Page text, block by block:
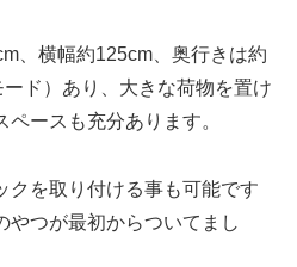
、横幅約125cm、奥行きは約
ド）あり、大きな荷物を置け
ースも充分あります。
クを取り付ける事も可能です
やつが最初からついてまし